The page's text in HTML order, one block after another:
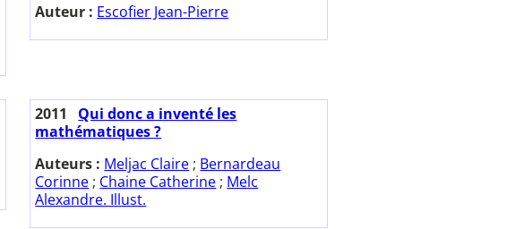
Auteur : Escofier Jean-Pierre
2011
Qui donc a inventé les
mathématiques ?
Auteurs : Meljac Claire ; Bernardeau
Corinne ; Chaine Catherine ; Melc
Alexandre. Illust.